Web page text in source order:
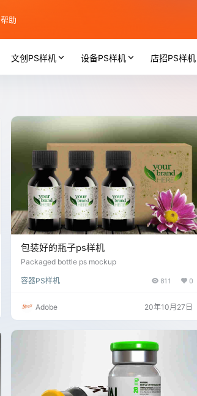
帮助
文创PS样机 设备PS样机 店招PS样机
包装好的瓶子ps样机
Packaged bottle ps mockup
容器PS样机 811 0
Adobe 20年10月27日